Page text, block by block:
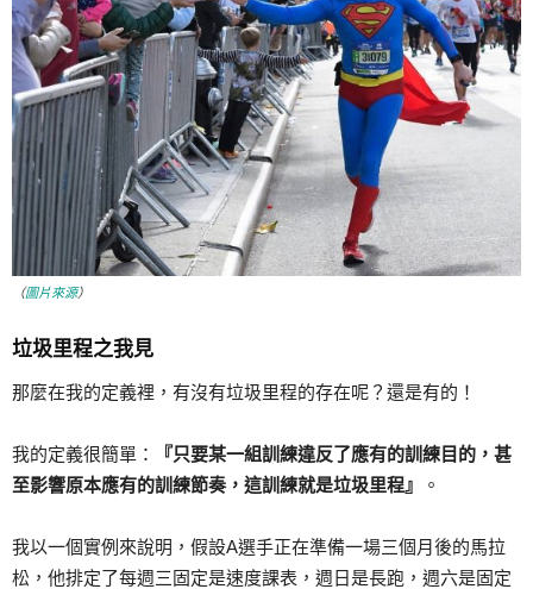
（圖片來源）
垃圾里程之我見
那麼在我的定義裡，有沒有垃圾里程的存在呢？還是有的！
我的定義很簡單：
『只要某一組訓練違反了應有的訓練目的，甚
至影響原本應有的訓練節奏，這訓練就是垃圾里程』
。
我以一個實例來說明，假設A選手正在準備一場三個月後的馬拉
松，他排定了每週三固定是速度課表，週日是長跑，週六是固定